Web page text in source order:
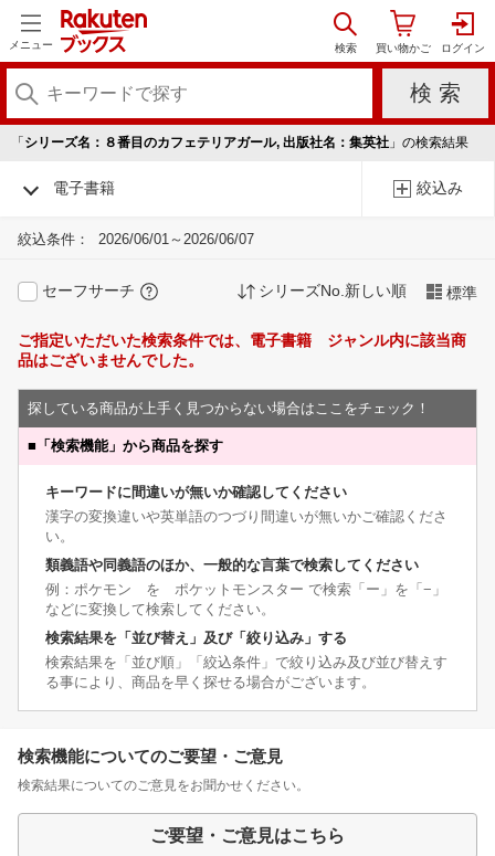
メニュー
「 シリーズ名：８番目のカフェテリアガール, 出版社名：集英社 」の検索結果
電子書籍 絞込み
絞込条件： 2026/06/01～2026/06/07
セーフサーチ シリーズNo.新しい順 標準
ご指定いただいた検索条件では、電子書籍 ジャンル内に該当商
品はございませんでした。
探している商品が上手く見つからない場合はここをチェック！
■ 「検索機能」から商品を探す
キーワードに間違いが無いか確認してください
漢字の変換違いや英単語のつづり間違いが無いかご確認くださ
い。
類義語や同義語のほか、一般的な言葉で検索してください
例：ポケモン を ポケットモンスター で検索「ー」を「−」
などに変換して検索してください。
検索結果を「並び替え」及び「絞り込み」する
検索結果を「並び順」「絞込条件」で絞り込み及び並び替えす
る事により、商品を早く探せる場合がございます。
検索機能についてのご要望・ご意見
検索結果についてのご意見をお聞かせください。
ご要望・ご意見はこちら